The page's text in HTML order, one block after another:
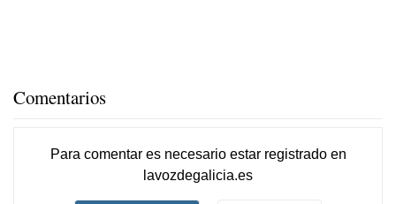
Comentarios
Para comentar es necesario estar registradoen
lavozdegalicia.es